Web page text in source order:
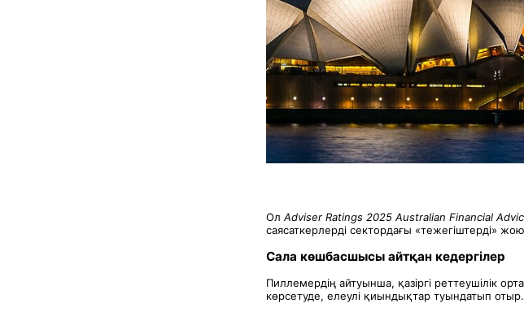
Ол Adviser Ratings 2025 Australian Financial
саясаткерлерді сектордағы «тежегіштерді»
Сала көшбасшысы айтқан кедергілер
Пиллемердің айтуынша, қазіргі реттеушілік
көрсетуде, елеулі қиындықтар туындатып отыр.